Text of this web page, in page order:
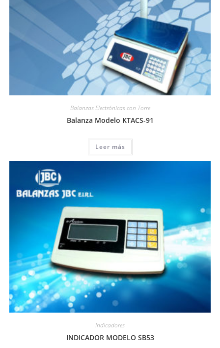
Balanzas Electrónicas con Torre
Balanza Modelo KTACS-91
Leer más
Indicadores
INDICADOR MODELO SB53